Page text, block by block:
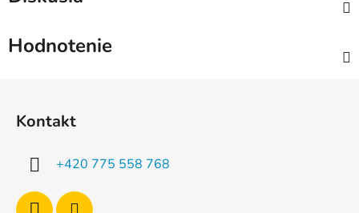
Hodnotenie
Kontakt
+420 775 558 768